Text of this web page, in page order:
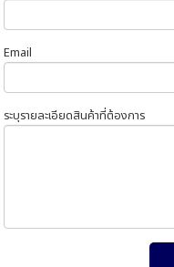
Email
ระบุรายละเอียดสินค้าที่ต้องการ